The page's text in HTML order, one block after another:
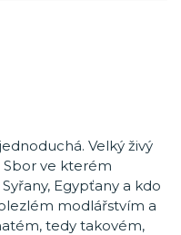
Velký živý
ve kterém
Egypťany a kdo
modlářstvím a
tedy takovém,